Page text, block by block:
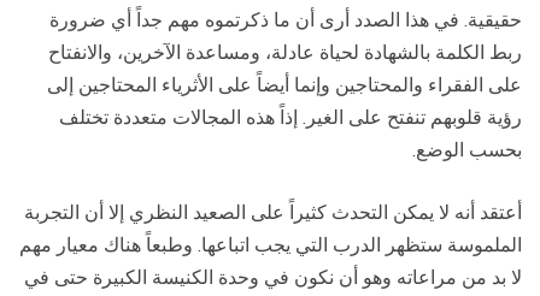
حقيقية. في هذا الصدد أرى أن ما ذكرتموه مهم جداً أي ضرورة
ربط الكلمة بالشهادة لحياة عادلة، ومساعدة الآخرين، والانفتاح
على الفقراء والمحتاجين وإنما أيضاً على الأثرياء المحتاجين إلى
رؤية قلوبهم تنفتح على الغير. إذاً هذه المجالات متعددة تختلف
بحسب الوضع.
أعتقد أنه لا يمكن التحدث كثيراً على الصعيد النظري إلا أن التجربة
الملموسة ستظهر الدرب التي يجب اتباعها. وطبعاً هناك معيار مهم
لا بد من مراعاته وهو أن نكون في وحدة الكنيسة الكبيرة حتى في